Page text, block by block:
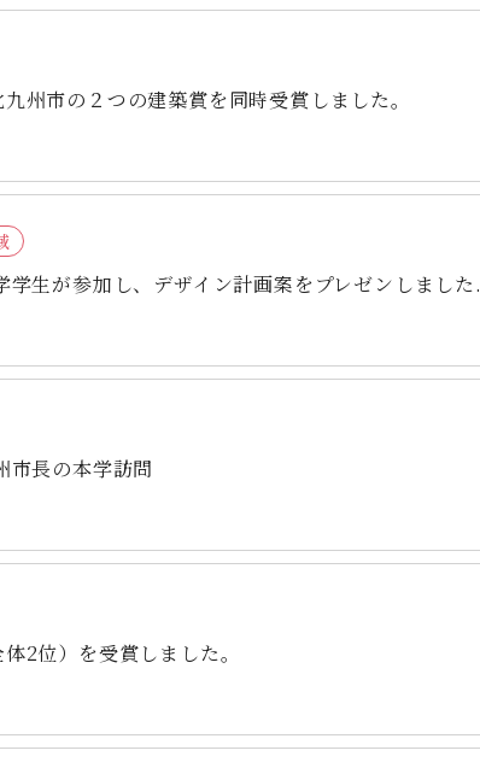
州市の２つの建築賞を同時受賞しました。
学生が参加し、デザイン計画案をプレゼンしました.
市長の本学訪問
2位）を受賞しました。